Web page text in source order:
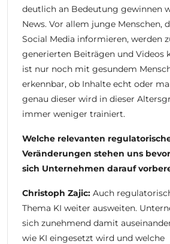
deutlich an Bedeutung gewinnen
News. Vor allem junge Menschen,
Social Media informieren, werden
generierten Beiträgen und Videos
ist nur noch mit gesundem
erkennbar, ob Inhalte echt oder
genau dieser wird in dieser
immer weniger trainiert.
Welche relevanten
Veränderungen stehen uns
sich Unternehmen darauf
Christoph Zajic: Auch
Thema KI weiter ausweiten.
sich zunehmend damit
wie KI eingesetzt wird und welche